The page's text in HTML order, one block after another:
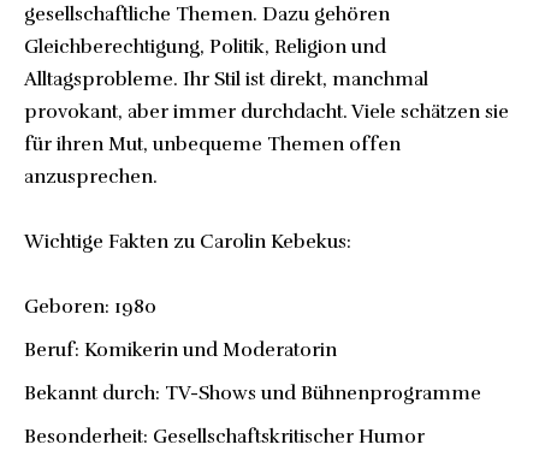
gesellschaftliche Themen. Dazu gehören
Gleichberechtigung, Politik, Religion und
Alltagsprobleme. Ihr Stil ist direkt, manchmal
provokant, aber immer durchdacht. Viele schätzen sie
für ihren Mut, unbequeme Themen offen
anzusprechen.
Wichtige Fakten zu Carolin Kebekus:
Geboren: 1980
Beruf: Komikerin und Moderatorin
Bekannt durch: TV-Shows und Bühnenprogramme
Besonderheit: Gesellschaftskritischer Humor